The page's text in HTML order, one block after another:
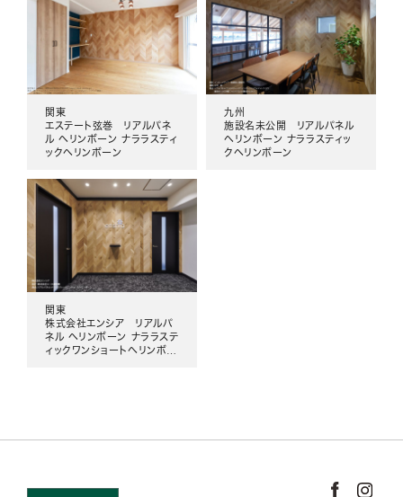
関東
エステート弦巻 リアルパネ
ル ヘリンボーン ナララスティ
ックヘリンボーン
九州
施設名未公開 リアルパネル
ヘリンボーン ナララスティッ
クヘリンボーン
関東
株式会社エンシア リアルパ
ネル ヘリンボーン ナララステ
ィックワンショートヘリンボー